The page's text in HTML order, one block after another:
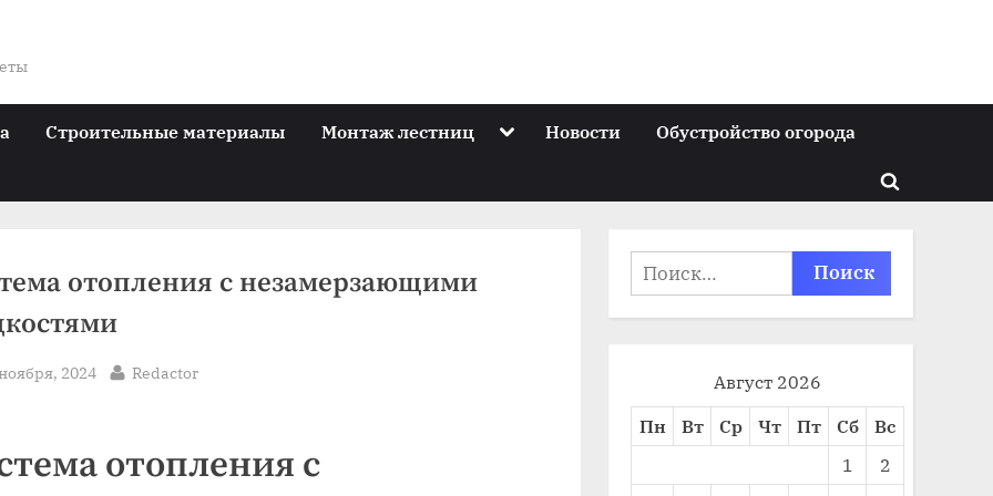
Строительные материалы Монтаж лестниц ToggleНовости Обустройство огорода
Toggle
form
отопления с незамерзающими
2024 By
Redactor
отопления с
Найти:
Август 2026
Пн
Вт Ср Чт Пт Сб
Вс
1
2